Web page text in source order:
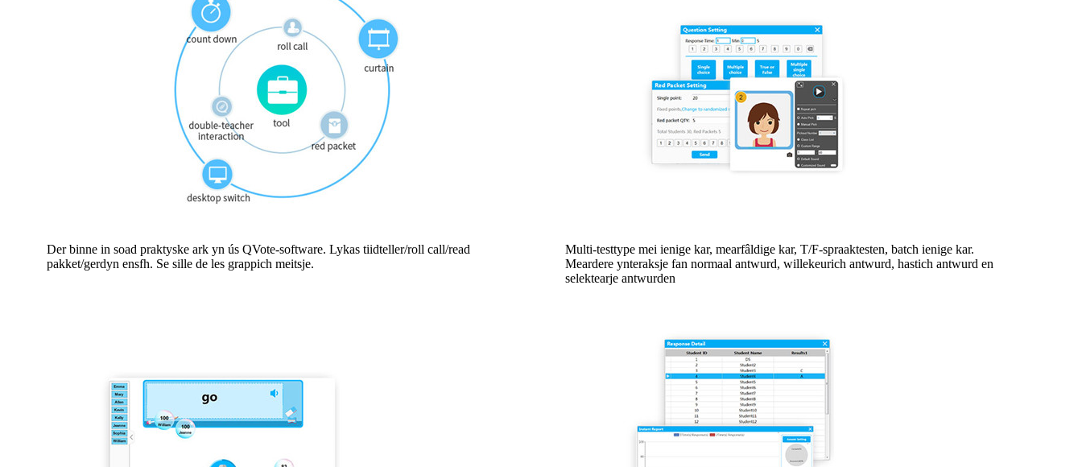
Der binne in soad praktyske ark yn ús QVote-software. Lykas tiidteller/roll call/read
pakket/gerdyn ensfh. Se sille de les grappich meitsje.
Multi-testtype mei ienige kar, mearfâldige kar, T/F-spraaktesten, batch ienige kar.
Meardere ynteraksje fan normaal antwurd, willekeurich antwurd, hastich antwurd en
selektearje antwurden